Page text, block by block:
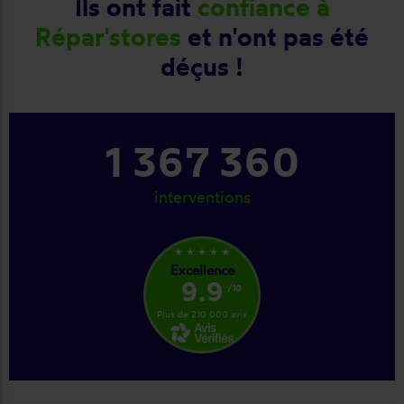
Ils ont fait confiance à
Répar'stores et n'ont pas été
déçus !
1 367 360
interventions
star_rate star_rate star_rate star_rate star_rate
Excellence
9.9 /10
Plus de 210 000 avis